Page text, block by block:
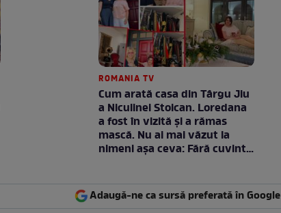
ROMANIA TV
Cum arată casa din Târgu Jiu
a Niculinei Stoican. Loredana
a fost în vizită și a rămas
mască. Nu ai mai văzut la
nimeni așa ceva: Fără cuvinte
Adaugă-ne ca sursă preferată în Google